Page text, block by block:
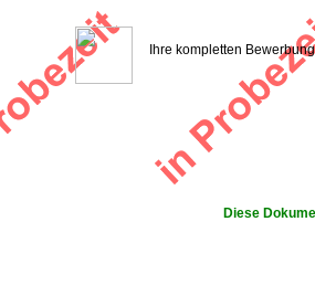
Ihre kompletten
Diese